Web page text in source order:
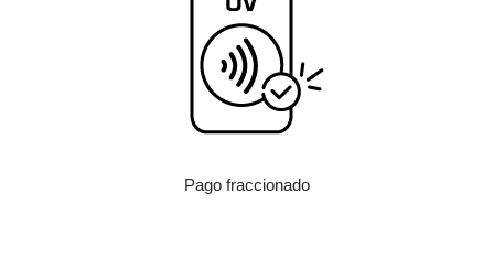
Pago fraccionado